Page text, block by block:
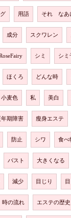
用語 それ なあ
成分 スクワレン
シミ シミ
ほくろ どんな時
小麦色 私 美白
年期障害 瘦身エステ
防止 シワ 食べ
バスト 大きくなる
減少 目じり
時の流れ エステの歴史